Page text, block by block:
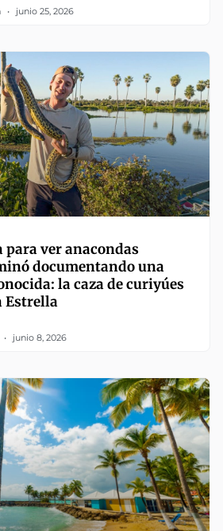
junio 25, 2026
para ver anacondas
documentando una
la caza de curiyúes
Estrella
junio 8, 2026